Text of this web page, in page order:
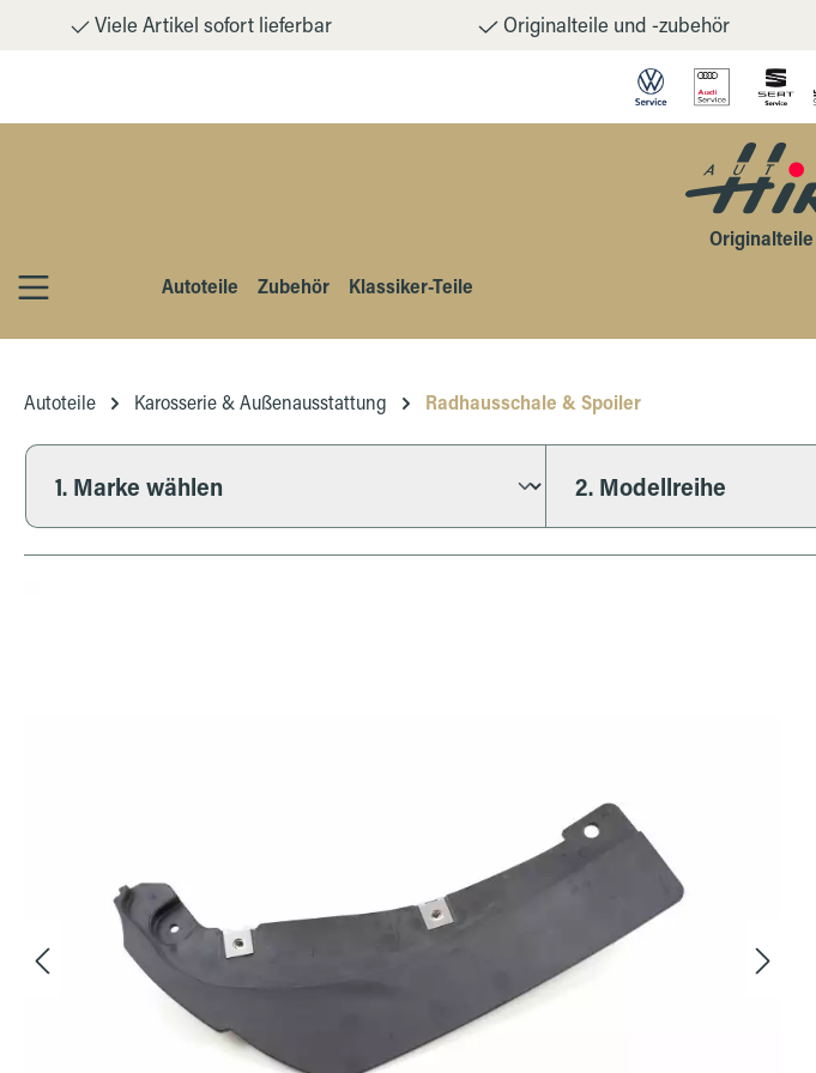
Hauptinhalt springen
Zur Suche springen
Zur Hauptnavigation springen
Viele Artikel sofort lieferbar Originalteile und -zubehör
Autoteile
Zubehör Klassiker-Teile
Autoteile Karosserie & Außenausstattung Radhausschale & Spoiler